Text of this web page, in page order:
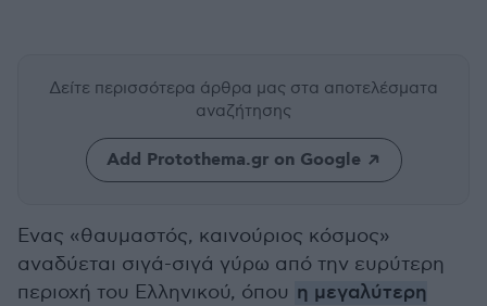
Δείτε περισσότερα άρθρα μας στα αποτελέσματα
αναζήτησης
Add Protothema.gr on Google
Ενας «θαυμαστός, καινούριος κόσμος»
αναδύεται σιγά-σιγά γύρω από την ευρύτερη
περιοχή του Ελληνικού, όπου η μεγαλύτερη